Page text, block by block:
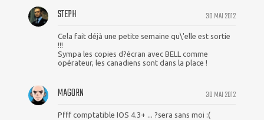
30 MAI 2012
STEPH
Cela fait déjà une petite semaine qu\'elle est sortie
!!!
Sympa les copies d?écran avec BELL comme
opérateur, les canadiens sont dans la place !
30 MAI 2012
MAGORN
Pfff comptatible IOS 4.3+ ... ?sera sans moi :(